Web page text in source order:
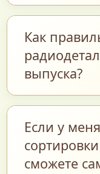
Мы закупаем
мощные и
схемы,
многие
новые и
Как
выпуска?
Для
— в полном
Если у
сможете